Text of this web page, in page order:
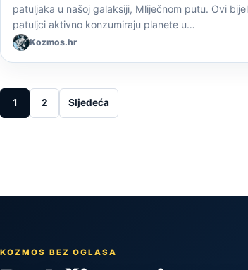
patuljaka u našoj galaksiji, Mliječnom putu. Ovi
patuljci aktivno konzumiraju planete u…
Kozmos.hr
Posts pagination
1 2 Sljedeća
KOZMOS BEZ OGLASA